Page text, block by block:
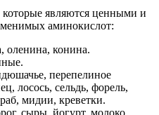
являются ценными и
аминокислот:
оленина, конина.
перепелиное
лосось, сельдь, форель,
мидии, креветки.